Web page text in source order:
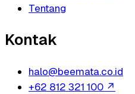
Tentang
Kontak
halo@beemata.co.id
+62 812 321 100 ↗